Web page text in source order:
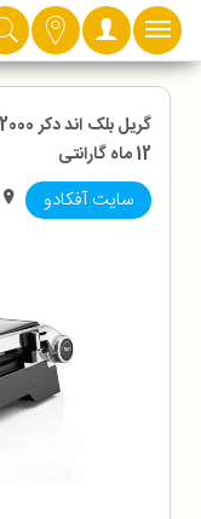
دسته بندی
12 ماه گارانتی
سایت آفکادو